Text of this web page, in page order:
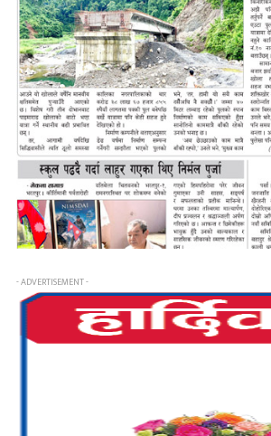
- ADVERTISEMENT -